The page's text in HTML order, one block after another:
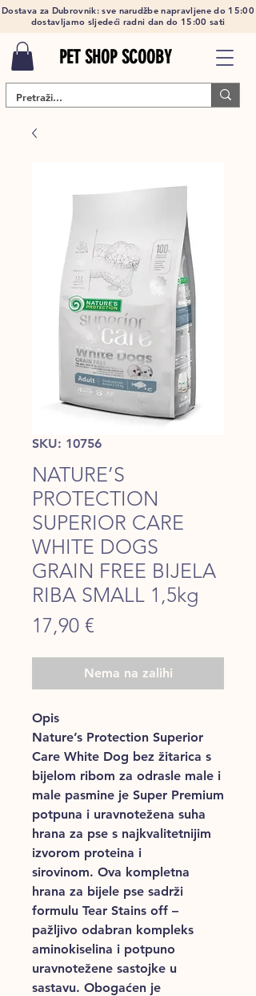
Dostava za Dubrovnik: sve narudžbe napravljene do 15:00
dostavljamo sljedeći radni dan do 15:00 sati
PET SHOP SCOOBY
SKU: 10756
NATURE’S
PROTECTION
SUPERIOR CARE
WHITE DOGS
GRAIN FREE BIJELA
RIBA SMALL 1,5kg
17,90 €
Nema na zalihi
Opis
Nature’s Protection Superior
Care White Dog bez žitarica s
bijelom ribom za odrasle male i
male pasmine je Super Premium
potpuna i uravnotežena suha
hrana za pse s najkvalitetnijim
izvorom proteina i
sirovinom. Ova kompletna
hrana za bijele pse sadrži
formulu Tear Stains off –
pažljivo odabran kompleks
aminokiselina i potpuno
uravnotežene sastojke u
sastavu. Obogaćen je